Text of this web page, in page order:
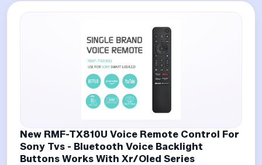
New RMF-TX810U Voice Remote Control For
Sony Tvs - Bluetooth Voice Backlight
Buttons Works With Xr/Oled Series